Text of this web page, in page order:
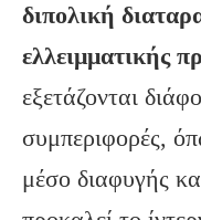
διπολική
ελλειμματικής
εξετάζονται
συμπεριφορές,
μέσο διαφυγής